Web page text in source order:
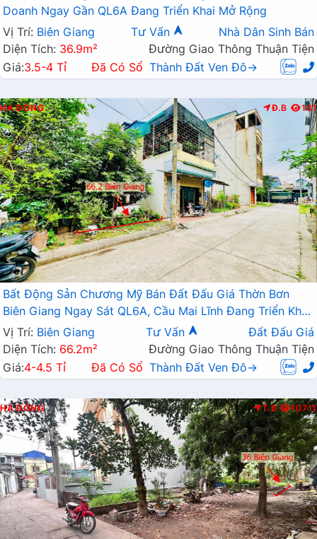
Doanh Ngay Gần QL6A Đang Triển Khai Mở Rộng
Vị Trí: Biên Giang Tư Vấn
Nhà Dân Sinh Bán
Diện Tích: 36.9m²
Đường Giao Thông Thuận Tiện
Giá:3.5-4 Tỉ Đã Có Sổ Thành Đất Ven Đô→
HÀ ĐÔNG Đ.B 181
Bất Động Sản Chương Mỹ Bán Đất Đấu Giá Thờn Bơn
Biên Giang Ngay Sát QL6A, Cầu Mai Lĩnh Đang Triển Khai
Mở Rộng
Vị Trí: Biên Giang Tư Vấn
Đất Đấu Giá
Diện Tích: 66.2m²
Đường Giao Thông Thuận Tiện
Giá:4-4.5 Tỉ Đã Có Sổ Thành Đất Ven Đô→
HÀ ĐÔNG T.B 10711